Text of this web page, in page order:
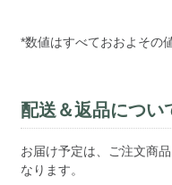
*数値はすべておおよその
配送＆返品につい
お届け予定は、ご注文商
なります。